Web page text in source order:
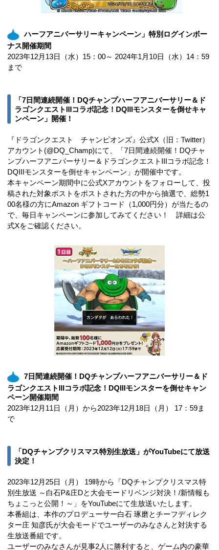
ハーフアニバーサリーキャンペーン」特別ログインボー
ナス開催期間
2023年12月13日（水）15：00～ 2024年1月10日（水）14：59
まで
「7日間連続開催！DQチャンプハーフアニバーサリー＆ド
ラゴンクエストIIIコラボ記念！DQIIIモンスターを倒せキャ
ンペーン」開催！
『ドラゴンクエスト チャンピオンズ』公式X（旧：Twitter）
アカウント(@DQ_Champ)にて、「7日間連続開催！DQチャ
ンプハーフアニバーサリー＆ドラゴンクエストIIIコラボ記念！
DQIIIモンスターを倒せキャンペーン」が開催中です。
本キャンペーン期間中に公式Xアカウントをフォローして、投
稿された対象ポストをポストされた方の中から抽選で、総勢1
00名様の方にAmazon ギフトコード（1,000円分）が当たるの
で、毎日キャンペーンに参加してみてください！ 詳細は公
式Xをご確認ください。
7日間連続開催！DQチャンプハーフアニバーサリー＆ド
ラゴンクエストIIIコラボ記念！DQIIIモンスターを倒せキャン
ペーン開催期間
2023年12月11日（月）から2023年12月18日（月） 17：59ま
で
「DQチャンプクリスマス特別生放送」がYouTubeにて放送
決定！
2023年12月25日（月） 19時から「DQチャンプクリスマス特
別生放送 ～白石P&庄Dと大会モードリベンジ対決！/新情報も
ちょこっと公開！～」をYouTubeにて生放送いたします。
本番組は、本作のプロデューサー白石 琢磨とチーフディレク
ター庄 知彦氏が大会モードでユーザーのみなさんと対決する
生放送番組です。
ユーザーのみなさんが見事2人に勝利すると、ゲーム内の豪華